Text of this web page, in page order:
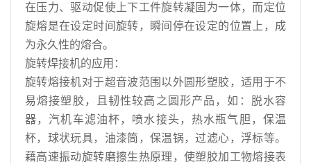
在压力、驱动促使上下工件旋转凝固为一体，而定位
旋熔是在设定时间旋转，瞬间停在设定的位置上，成
为永久性的熔合。
旋转焊接机的应用：
旋转熔接机对于超音波范围以外圆形塑胶，适用于不
易熔接塑胶，且韧性较高之圆形产品，如：脱水容
器，汽机车滤油杯，喷水接头，热水瓶气胆，保温
杯，球状玩具，油漆筒，保温锅，过滤心，浮标等。
藉高速振动旋转磨擦生热原理，使塑胶加工物熔接表